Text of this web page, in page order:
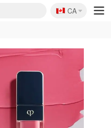
🇨🇦
CA